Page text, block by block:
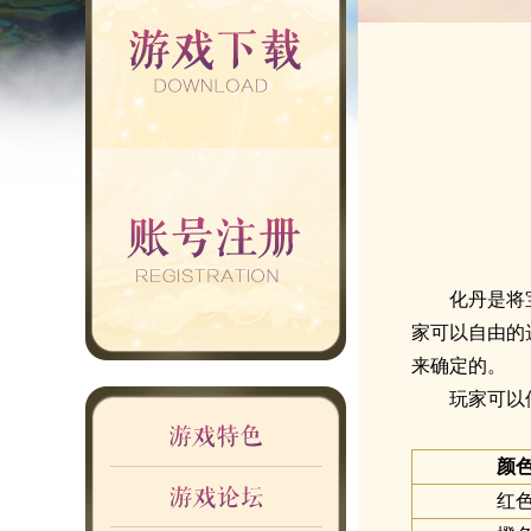
化丹是将
家可以自由的
来确定的。
玩家可以
颜
红